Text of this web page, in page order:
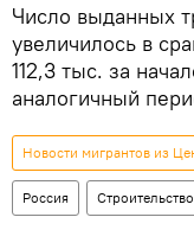
Число выданных
увеличилось в
112,3 тыс. за
аналогичный
Новости мигрантов из
Россия Строительство